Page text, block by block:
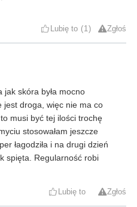
Lubię to 1 Zgłoś
jak skóra była mocno
jest droga, więc nie ma co
musi być tej ilości trochę
stosowałam jeszcze
łagodziła i na drugi dzień
spięta. Regularność robi
Lubię to Zgłoś